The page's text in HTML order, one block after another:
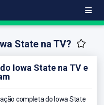
State na TV?
Iowa State na TV e
completa do Iowa State